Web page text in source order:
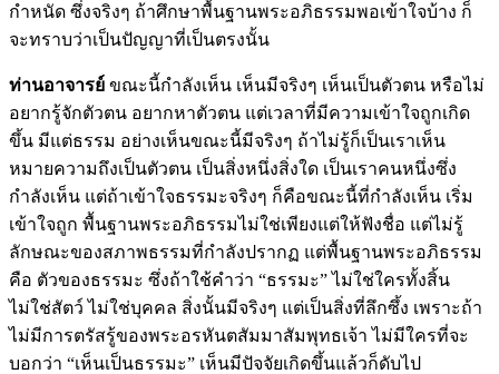
กำหนัด ซึ่งจริงๆ ถ้าศึกษาพื้นฐานพระอภิธรรมพอเข้าใจบ้าง ก็
จะทราบว่าเป็นปัญญาที่เป็นตรงนั้น
ท่านอาจารย์ ขณะนี้กำลังเห็น เห็นมีจริงๆ เห็นเป็นตัวตน หรือไม่
อยากรู้จักตัวตน อยากหาตัวตน แต่เวลาที่มีความเข้าใจถูกเกิด
ขึ้น มีแต่ธรรม อย่างเห็นขณะนี้มีจริงๆ ถ้าไม่รู้ก็เป็นเราเห็น
หมายความถึงเป็นตัวตน เป็นสิ่งหนึ่งสิ่งใด เป็นเราคนหนึ่งซึ่ง
กำลังเห็น แต่ถ้าเข้าใจธรรมะจริงๆ ก็คือขณะนี้ที่กำลังเห็น เริ่ม
เข้าใจถูก พื้นฐานพระอภิธรรมไม่ใช่เพียงแต่ให้ฟังชื่อ แต่ไม่รู้
ลักษณะของสภาพธรรมที่กำลังปรากฏ แต่พื้นฐานพระอภิธรรม
คือ ตัวของธรรมะ ซึ่งถ้าใช้คำว่า “ธรรมะ” ไม่ใช่ใครทั้งสิ้น
ไม่ใช่สัตว์ ไม่ใช่บุคคล สิ่งนั้นมีจริงๆ แต่เป็นสิ่งที่ลึกซึ้ง เพราะถ้า
ไม่มีการตรัสรู้ของพระอรหันตสัมมาสัมพุทธเจ้า ไม่มีใครที่จะ
บอกว่า “เห็นเป็นธรรมะ” เห็นมีปัจจัยเกิดขึ้นแล้วก็ดับไป